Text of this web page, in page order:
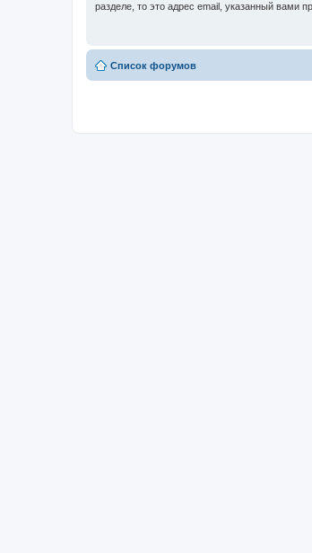
разделе, то это адрес email, указанный вами
Список форумов